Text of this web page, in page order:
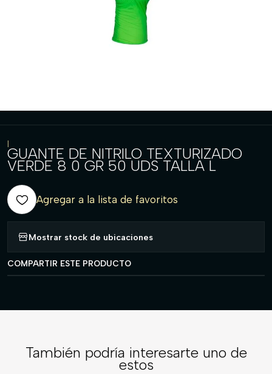
|
GUANTE DE NITRILO TEXTURIZADO
VERDE 8 0 GR 50 UDS TALLA L
Agregar a la lista de favoritos
Mostrar stock de ubicaciones
COMPARTIR ESTE PRODUCTO
También podría interesarte uno de
estos